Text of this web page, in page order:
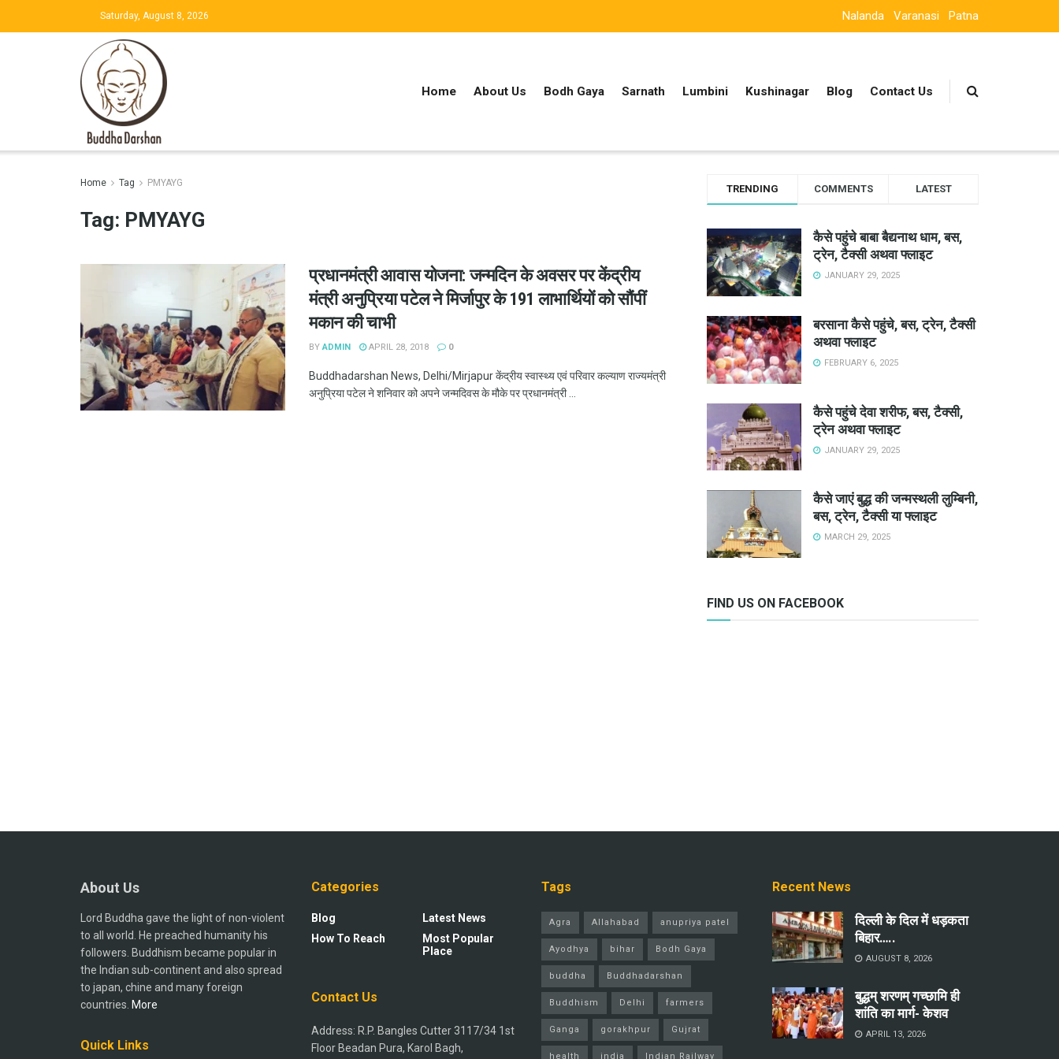
Saturday, August 8, 2026 Nalanda Varanasi Patna
Home About Us Bodh Gaya Sarnath Lumbini Kushinagar Blog Contact Us
Home Tag PMYAYG
Tag: PMYAYG
प्रधानमंत्री आवास योजना: जन्मदिन के अवसर पर केंद्रीय
मंत्री अनुप्रिया पटेल ने मिर्जापुर के 191 लाभार्थियों को सौंपीं
मकान की चाभी
BY ADMIN APRIL 28, 2018 0
Buddhadarshan News, Delhi/Mirjapur केंद्रीय स्वास्थ्य एवं परिवार कल्याण राज्यमंत्री
अनुप्रिया पटेल ने शनिवार को अपने जन्मदिवस के मौके पर प्रधानमंत्री ...
TRENDING COMMENTS LATEST
कैसे पहुंचे बाबा बैद्यनाथ धाम, बस,
ट्रेन, टैक्सी अथवा फ्लाइट
JANUARY 29, 2025
बरसाना कैसे पहुंचे, बस, ट्रेन, टैक्सी
अथवा फ्लाइट
FEBRUARY 6, 2025
कैसे पहुंचे देवा शरीफ, बस, टैक्सी,
ट्रेन अथवा फ्लाइट
JANUARY 29, 2025
कैसे जाएं बुद्ध की जन्मस्थली लुम्बिनी,
बस, ट्रेन, टैक्सी या फ्लाइट
MARCH 29, 2025
FIND US ON FACEBOOK
About Us
Lord Buddha gave the light of non-violent
to all world. He preached humanity his
followers. Buddhism became popular in
the Indian sub-continent and also spread
to japan, chine and many foreign
countries. More
Quick Links
Categories
Blog
How To Reach
Latest News
Most Popular
Place
Contact Us
Address: R.P. Bangles Cutter 3117/34 1st
Floor Beadan Pura, Karol Bagh,
Tags
Agra Allahabad anupriya patel
Ayodhya bihar Bodh Gaya
buddha Buddhadarshan
Buddhism Delhi farmers
Ganga gorakhpur Gujrat
health india Indian Railway
Recent News
दिल्ली के दिल में धड़कता
बिहार…..
AUGUST 8, 2026
बुद्धम् शरणम् गच्छामि ही
शांति का मार्ग- केशव
APRIL 13, 2026